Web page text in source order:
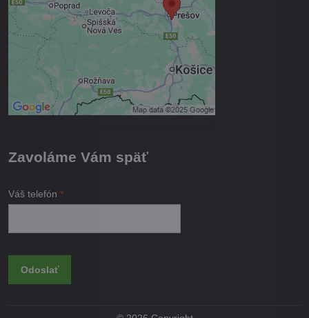
Povoliť tentokrát
Povoliť a zapamätať - súhlas s
druhom cookie: Funkčné
Otvoriť obsah v novom okne
Zavoláme Vám späť
Váš telefón *
Odoslať